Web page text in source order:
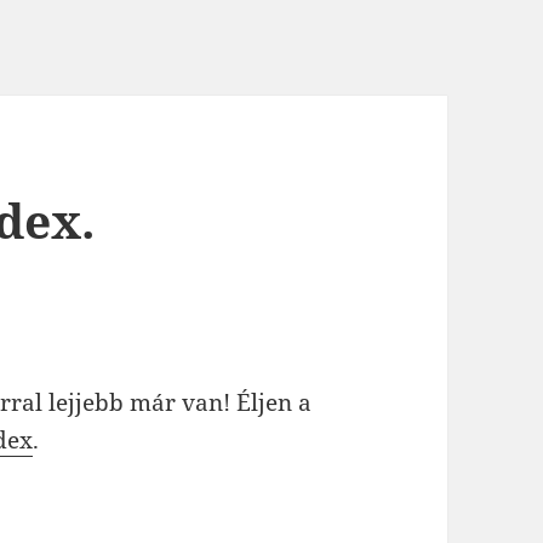
lejjebb már van! Éljen a
.